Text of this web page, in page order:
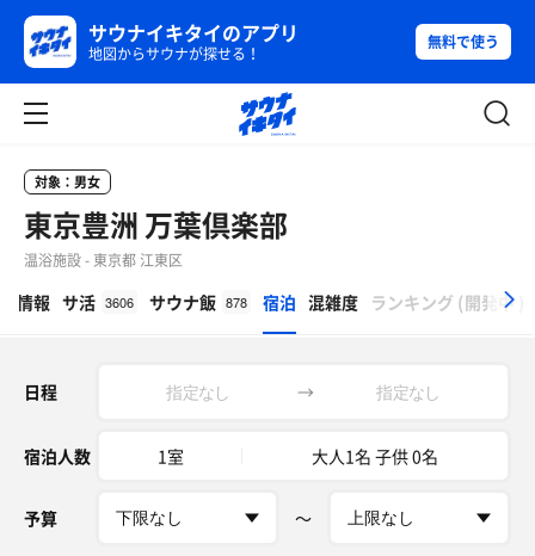
サウナイキタイのアプリ
地図からサウナが探せる！
無料で使う
対象：男女
東京豊洲 万葉倶楽部
温浴施設 - 東京都 江東区
情報 サ活 3606 サウナ飯 878 宿泊 混雑度 ランキング (開発中
日程 →
宿泊人数 1室 大人1名 子供 0名
予算 〜